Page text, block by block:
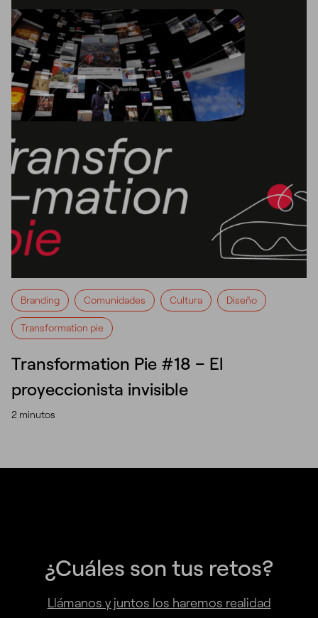
Branding Comunidades Cultura Diseño
Transformation pie
Transformation Pie #18 – El
proyeccionista invisible
2 minutos
¿Cuáles son tus retos?
Llámanos y juntos los haremos realidad